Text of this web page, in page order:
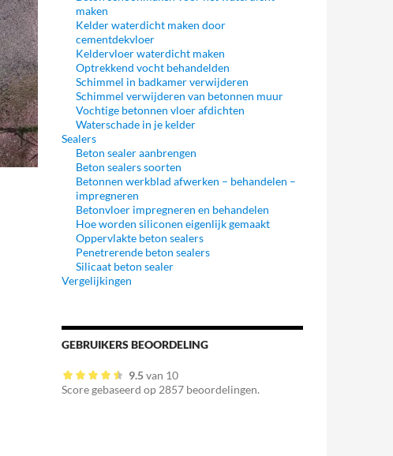
maken
Kelder waterdicht maken door
cementdekvloer
Keldervloer waterdicht maken
Optrekkend vocht behandelden
Schimmel in badkamer verwijderen
Schimmel verwijderen van betonnen muur
Vochtige betonnen vloer afdichten
Waterschade in je kelder
Sealers
Beton sealer aanbrengen
Beton sealers soorten
Betonnen werkblad afwerken – behandelen –
impregneren
Betonvloer impregneren en behandelen
Hoe worden siliconen eigenlijk gemaakt
Oppervlakte beton sealers
Penetrerende beton sealers
Silicaat beton sealer
Vergelijkingen
GEBRUIKERS BEOORDELING
9.5van 10
Score gebaseerd op 2857 beoordelingen.